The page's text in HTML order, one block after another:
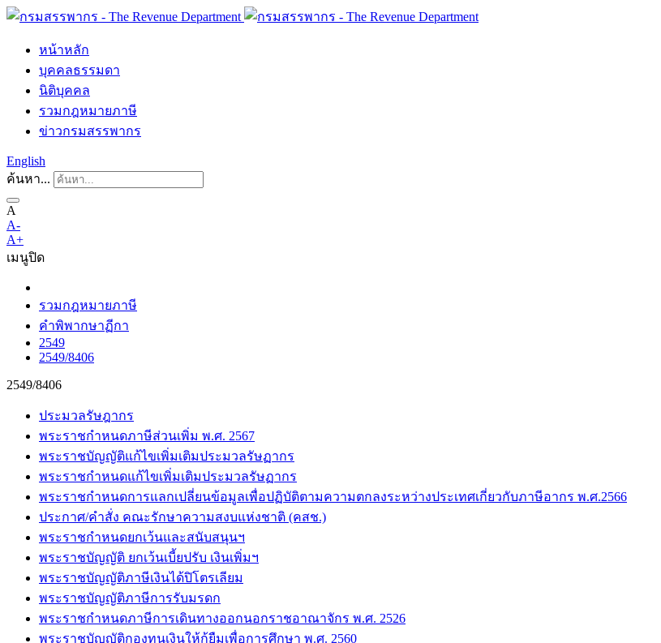
หน้าหลัก
บุคคลธรรมดา
นิติบุคคล
รวมกฎหมายภาษี
ข่าวกรมสรรพากร
English
ค้นหา...
A
A-
A+
เมนูปิด
รวมกฎหมายภาษี
คำพิพากษาฏีกา
2549
2549/8406
2549/8406
ประมวลรัษฎากร
พระราชกำหนดภาษีส่วนเพิ่ม พ.ศ. 2567
พระราชบัญญัติแก้ไขเพิ่มเติมประมวลรัษฏากร
พระราชกำหนดแก้ไขเพิ่มเติมประมวลรัษฏากร
พระราชกำหนดการแลกเปลี่ยนข้อมูลเพื่อปฏิบัติตามความตกลงระหว่างประเทศเกี่ยวกับภาษีอากร พ.ศ.2566
ประกาศ/คำสั่ง คณะรักษาความสงบแห่งชาติ (คสช.)
พระราชกำหนดยกเว้นและสนับสนุนฯ
พระราชบัญญัติ ยกเว้นเบี้ยปรับ เงินเพิ่มฯ
พระราชบัญญัติภาษีเงินได้ปิโตรเลียม
พระราชบัญญัติภาษีการรับมรดก
พระราชกำหนดภาษีการเดินทางออกนอกราชอาณาจักร พ.ศ. 2526
พระราชบัญญัติกองทุนเงินให้กู้ยืมเพื่อการศึกษา พ.ศ. 2560